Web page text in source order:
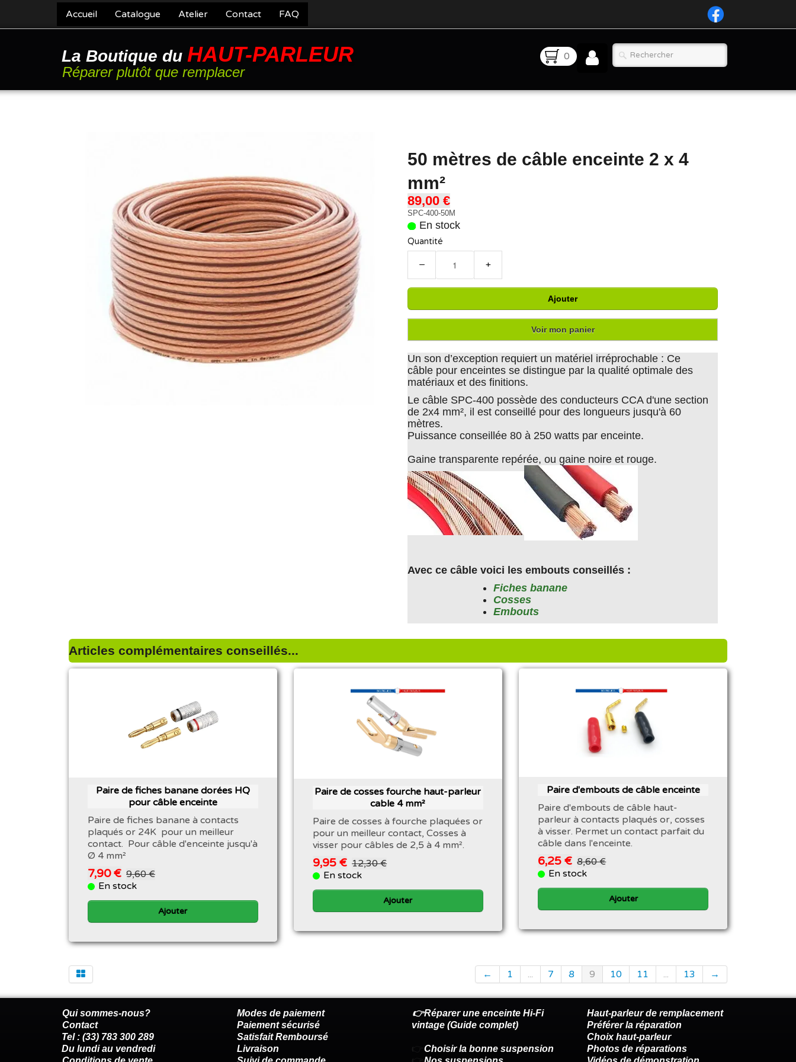
Accueil Catalogue Atelier Contact FAQ
La Boutique du HAUT-PARLEUR
Réparer plutôt que remplacer
0
50 mètres de câble enceinte 2 x 4
mm²
89,00 €
SPC-400-50M
En stock
Quantité
− +
Ajouter
Voir mon panier
Un son d’exception requiert un matériel irréprochable : Ce
câble pour enceintes se distingue par la qualité optimale des
matériaux et des finitions.
Le câble SPC-400 possède des conducteurs CCA d'une section
de 2x4 mm², il est conseillé pour des longueurs jusqu'à 60
mètres.
Puissance conseillée 80 à 250 watts par enceinte.
Gaine transparente repérée, ou gaine noire et rouge.
Avec ce câble voici les embouts conseillés :
Fiches banane
Cosses
Embouts
Articles complémentaires conseillés...
Paire de fiches banane dorées HQ
pour câble enceinte
Paire de fiches banane à contacts
plaqués or 24K pour un meilleur
contact. Pour câble d'enceinte jusqu'à
Ø 4 mm²
7,90 € 9,60 €
En stock
Ajouter
Paire de cosses fourche haut-parleur
cable 4 mm²
Paire de cosses à fourche plaquées or
pour un meilleur contact, Cosses à
visser pour câbles de 2,5 à 4 mm².
9,95 € 12,30 €
En stock
Ajouter
Paire d'embouts de câble enceinte
Paire d'embouts de câble haut-
parleur à contacts plaqués or, cosses
à visser. Permet un contact parfait du
câble dans l'enceinte.
6,25 € 8,60 €
En stock
Ajouter
← 1 ... 7 8 9 10 11 ... 13 →
Qui sommes-nous?
Contact
Tel : (33) 783 300 289
Du lundi au vendredi
Modes de paiement
Paiement sécurisé
Satisfait Remboursé
Livraison
👉Réparer une enceinte Hi-Fi
vintage (Guide complet)
👉 Choisir la bonne suspension
Haut-parleur de remplacement
Préférer la réparation
Choix haut-parleur
Photos de réparations